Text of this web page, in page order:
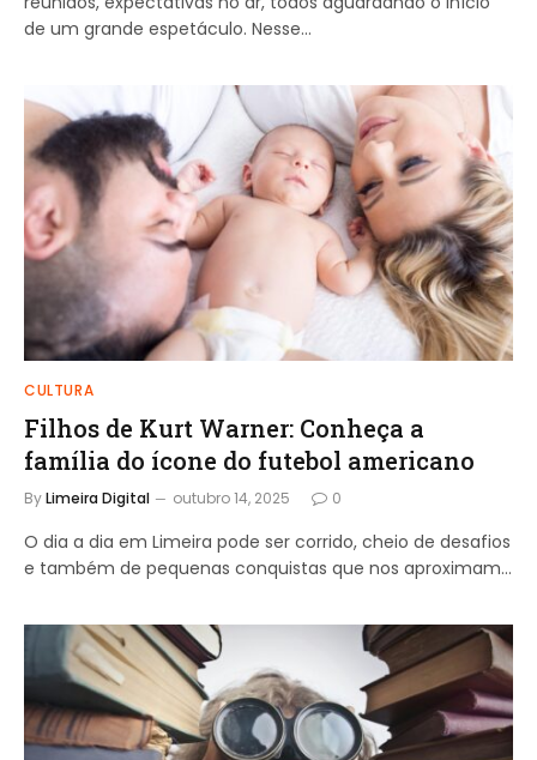
de um grande espetáculo. Nesse…
CULTURA
Filhos de Kurt Warner: Conheça a
família do ícone do futebol americano
ByLimeira Digital outubro 14, 2025 0
O dia a dia em Limeira pode ser corrido, cheio de desafios
e também de pequenas conquistas que nos aproximam…